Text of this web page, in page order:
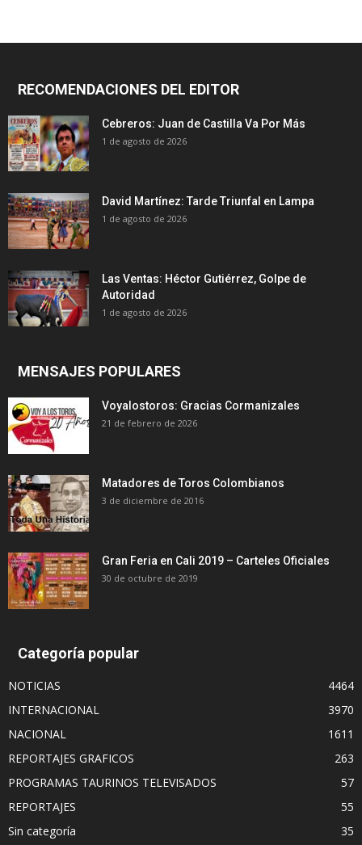
RECOMENDACIONES DEL EDITOR
Cebreros: Juan de Castilla Va Por Más
1 de agosto de 2026
David Martínez: Tarde Triunfal en Lampa
1 de agosto de 2026
Las Ventas: Héctor Gutiérrez, Golpe de
Autoridad
1 de agosto de 2026
MENSAJES POPULARES
Voyalostoros: Gracias Cormanizales
21 de febrero de 2026
Matadores de Toros Colombianos
3 de diciembre de 2016
Gran Feria en Cali 2019 – Carteles Oficiales
30 de octubre de 2019
Categoría popular
NOTICIAS
4464
INTERNACIONAL
3970
NACIONAL
1611
REPORTAJES GRAFICOS
263
PROGRAMAS TAURINOS TELEVISADOS
57
REPORTAJES
55
Sin categoría
35